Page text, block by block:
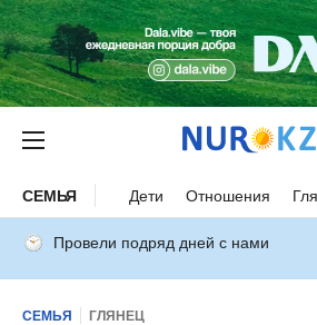
СЕМЬЯ Дети Отношения
Провели подряд дней с нами
СЕМЬЯ ГЛЯНЕЦ